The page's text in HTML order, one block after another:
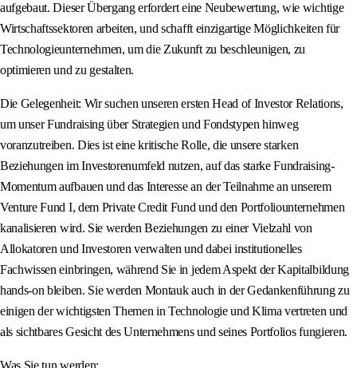
aufgebaut. Dieser Übergang erfordert eine Neubewertung, wie wichtige
Wirtschaftssektoren arbeiten, und schafft einzigartige Möglichkeiten für
Technologieunternehmen, um die Zukunft zu beschleunigen, zu
optimieren und zu gestalten.
Die Gelegenheit: Wir suchen unseren ersten Head of Investor Relations,
um unser Fundraising über Strategien und Fondstypen hinweg
voranzutreiben. Dies ist eine kritische Rolle, die unsere starken
Beziehungen im Investorenumfeld nutzen, auf das starke Fundraising-
Momentum aufbauen und das Interesse an der Teilnahme an unserem
Venture Fund I, dem Private Credit Fund und den Portfoliounternehmen
kanalisieren wird. Sie werden Beziehungen zu einer Vielzahl von
Allokatoren und Investoren verwalten und dabei institutionelles
Fachwissen einbringen, während Sie in jedem Aspekt der Kapitalbildung
hands-on bleiben. Sie werden Montauk auch in der Gedankenführung zu
einigen der wichtigsten Themen in Technologie und Klima vertreten und
als sichtbares Gesicht des Unternehmens und seines Portfolios fungieren.